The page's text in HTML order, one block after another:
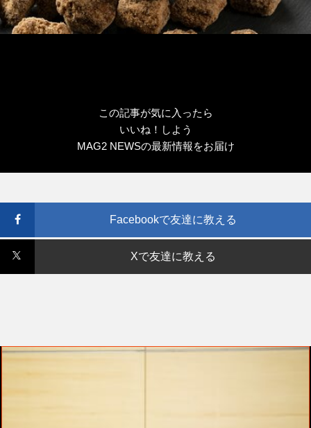
この記事が気に入ったら
いいね！しよう
MAG2 NEWSの最新情報をお届け
Facebookで友達に教える
Xで友達に教える